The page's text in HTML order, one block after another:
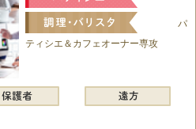
パ
ティシエ＆カフェオーナー専攻